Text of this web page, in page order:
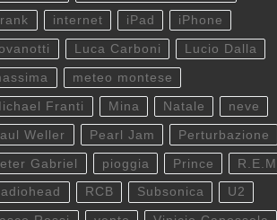
internet iPad iPhone
Luca Carboni Lucio Dalla
meteo montese
Franti Mina Natale neve
Weller Pearl Jam Perturbazione
Gabriel pioggia Prince R.E.M.
RCB Subsonica U2